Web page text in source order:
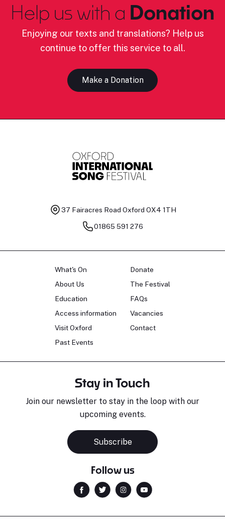
Help us with a Donation
Enjoying our texts and translations? Help us
continue to offer this service to all.
Make a Donation
37 Fairacres Road Oxford OX4 1TH
01865 591 276
What's On
About Us
Education
Access information
Visit Oxford
Past Events
Donate
The Festival
FAQs
Vacancies
Contact
Stay in Touch
Join our newsletter to stay in the loop with our
upcoming events.
Subscribe
Follow us